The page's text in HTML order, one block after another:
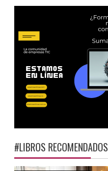
#LIBROS RECOMENDADOS